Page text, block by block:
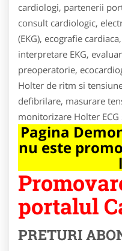
cardiologi, partenerii
consult cardiologic,
(EKG), ecografie
interpretare EKG,
preoperatorie,
Holter de ritm si
defibrilare, masurare
monitorizare Holter
Pagina
nu este
portalul
PRETURI